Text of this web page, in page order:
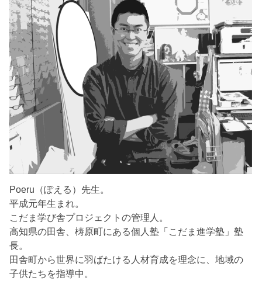
Poeru（ぽえる）先生。
平成元年生まれ。
こだま学び舎プロジェクトの管理人。
高知県の田舎、梼原町にある個人塾「こだま進学塾」塾
長。
田舎町から世界に羽ばたける人材育成を理念に、地域の
子供たちを指導中。